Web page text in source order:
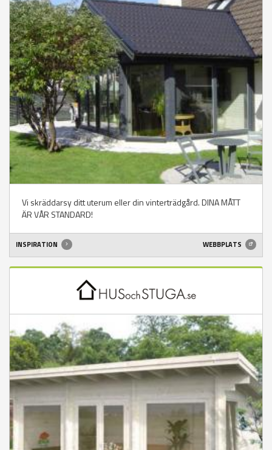
Vi skräddarsy ditt uterum eller din vinterträdgård. DINA MÅTT
ÄR VÅR STANDARD!
INSPIRATION WEBBPLATS